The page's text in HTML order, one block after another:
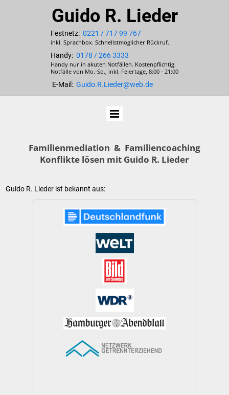
Guido R. Lieder
Festnetz: 0221 / 717 99 767
inkl. Sprachbox. Schnellstmöglicher Rückruf.
Handy: 0178 / 266 3333
Handy nur in akuten Notfällen. Kostenpflichtig.
Notfälle von Mo.-So., inkl. Feiertage, 8:00 - 21:00
E-Mail: Guido.R.Lieder@web.de
Familienmediation & Familiencoaching
Konflikte lösen mit Guido R. Lieder
Guido R. Lieder ist bekannt aus: